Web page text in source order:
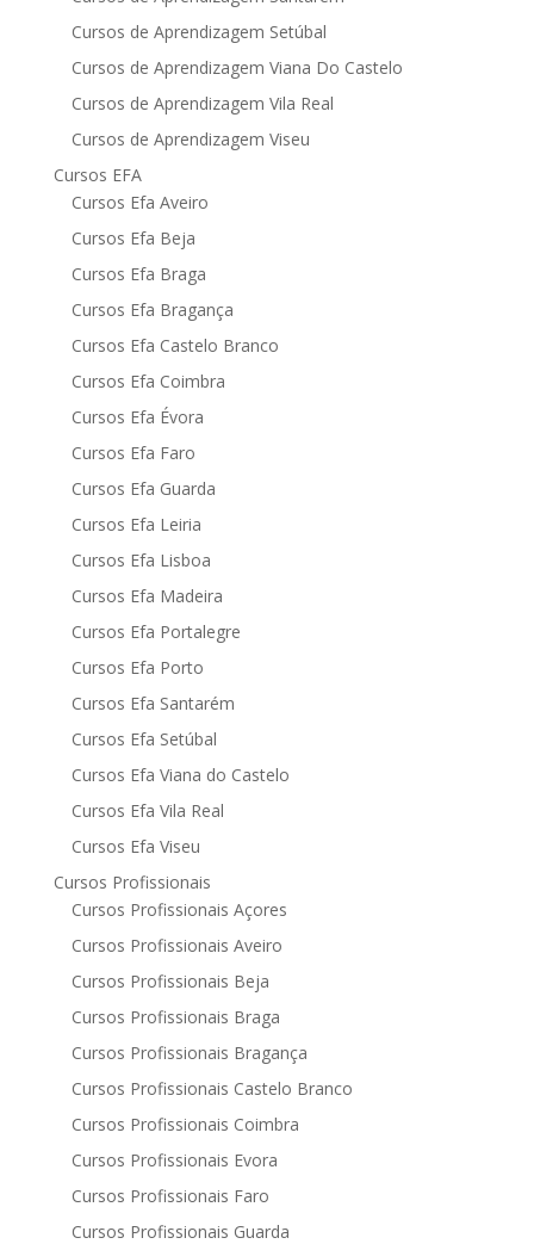
Cursos de Aprendizagem Setúbal
Cursos de Aprendizagem Viana Do Castelo
Cursos de Aprendizagem Vila Real
Cursos de Aprendizagem Viseu
Cursos EFA
Cursos Efa Aveiro
Cursos Efa Beja
Cursos Efa Braga
Cursos Efa Bragança
Cursos Efa Castelo Branco
Cursos Efa Coimbra
Cursos Efa Évora
Cursos Efa Faro
Cursos Efa Guarda
Cursos Efa Leiria
Cursos Efa Lisboa
Cursos Efa Madeira
Cursos Efa Portalegre
Cursos Efa Porto
Cursos Efa Santarém
Cursos Efa Setúbal
Cursos Efa Viana do Castelo
Cursos Efa Vila Real
Cursos Efa Viseu
Cursos Profissionais
Cursos Profissionais Açores
Cursos Profissionais Aveiro
Cursos Profissionais Beja
Cursos Profissionais Braga
Cursos Profissionais Bragança
Cursos Profissionais Castelo Branco
Cursos Profissionais Coimbra
Cursos Profissionais Evora
Cursos Profissionais Faro
Cursos Profissionais Guarda